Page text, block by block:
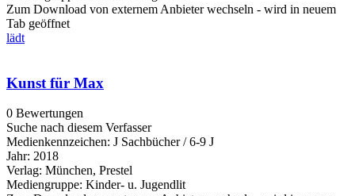
Zum Download von externem Anbieter wechseln - wird in neuem
Tab geöffnet
lädt
Kunst für Max
0 Bewertungen
Suche nach diesem Verfasser
Medienkennzeichen: J Sachbücher / 6-9 J
Jahr: 2018
Verlag: München, Prestel
Mediengruppe: Kinder- u. Jugendlit